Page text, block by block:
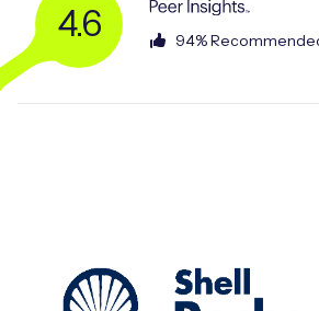
4.6 94%